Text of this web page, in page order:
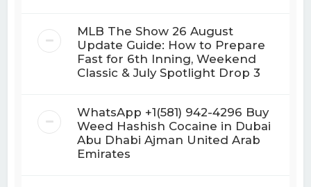
MLB The Show 26 August
Update Guide: How to Prepare
Fast for 6th Inning, Weekend
Classic & July Spotlight Drop 3
WhatsApp +1(581) 942-4296 Buy
Weed Hashish Cocaine in Dubai
Abu Dhabi Ajman United Arab
Emirates